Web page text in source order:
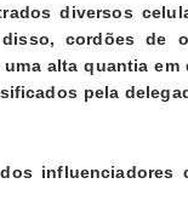
diversos
cordões de
alta quantia
pela
influenciadores